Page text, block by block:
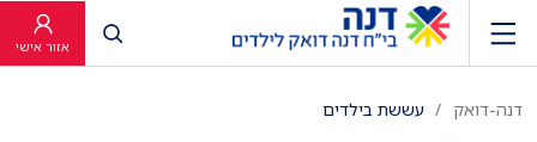
פתח חיפוש
אזור אישי
דנה-דואק עששת בילדים